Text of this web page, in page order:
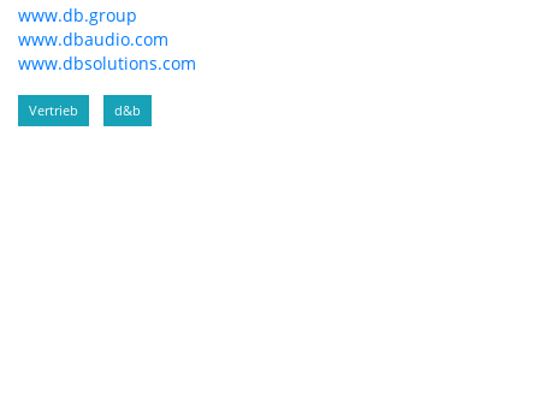
www.db.group
www.dbaudio.com
www.dbsolutions.com
Vertrieb d&b